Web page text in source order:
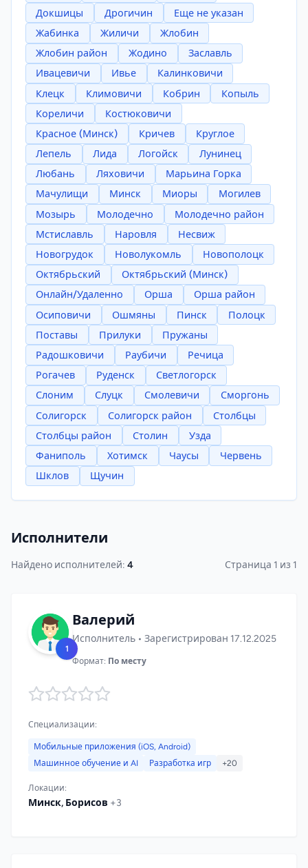
Докшицы
Дрогичин
Еще не указан
Жабинка
Жиличи
Жлобин
Жлобин район
Жодино
Заславль
Ивацевичи
Ивье
Калинковичи
Клецк
Климовичи Кобрин
Копыль
Кореличи
Костюковичи
Красное (Минск)
Кричев
Круглое
Лепель
Лида Логойск
Лунинец
Любань
Ляховичи
Марьина Горка
Мачулищи
Минск Миоры
Могилев
Мозырь
Молодечно
Молодечно район
Мстиславль
Наровля
Несвиж
Новогрудок
Новолукомль
Новополоцк
Октябрьский
Октябрьский (Минск)
Онлайн/Удаленно
Орша
Орша район
Осиповичи
Ошмяны Пинск
Полоцк
Поставы
Прилуки
Пружаны
Радошковичи
Раубичи
Речица
Рогачев
Руденск
Светлогорск
Слоним
Слуцк Смолевичи
Сморгонь
Солигорск
Солигорск район
Столбцы
Столбцы район
Столин
Узда
Фаниполь
Хотимск Чаусы
Червень
Шклов
Щучин
Исполнители
Найдено исполнителей: 4 Страница 1 из 1
1
Валерий
Исполнитель • Зарегистрирован 17.12.2025
Формат: По месту
Специализации:
Мобильные приложения (iOS, Android)
Машинное обучение и AI
Разработка игр +20
Локации:
Минск, Борисов +3